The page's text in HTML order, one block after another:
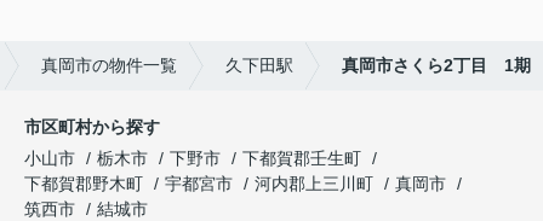
真岡市の物件一覧 久下田駅 真岡市さくら2丁目 1期
市区町村から探す
小山市
栃木市 下野市
下都賀郡壬生町
下都賀郡野木町
宇都宮市 河内郡上三川町
真岡市
筑西市
結城市